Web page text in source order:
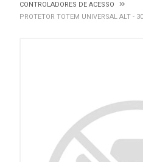
CONTROLADORES DE ACESSO
PROTETOR TOTEM UNIVERSAL ALT -